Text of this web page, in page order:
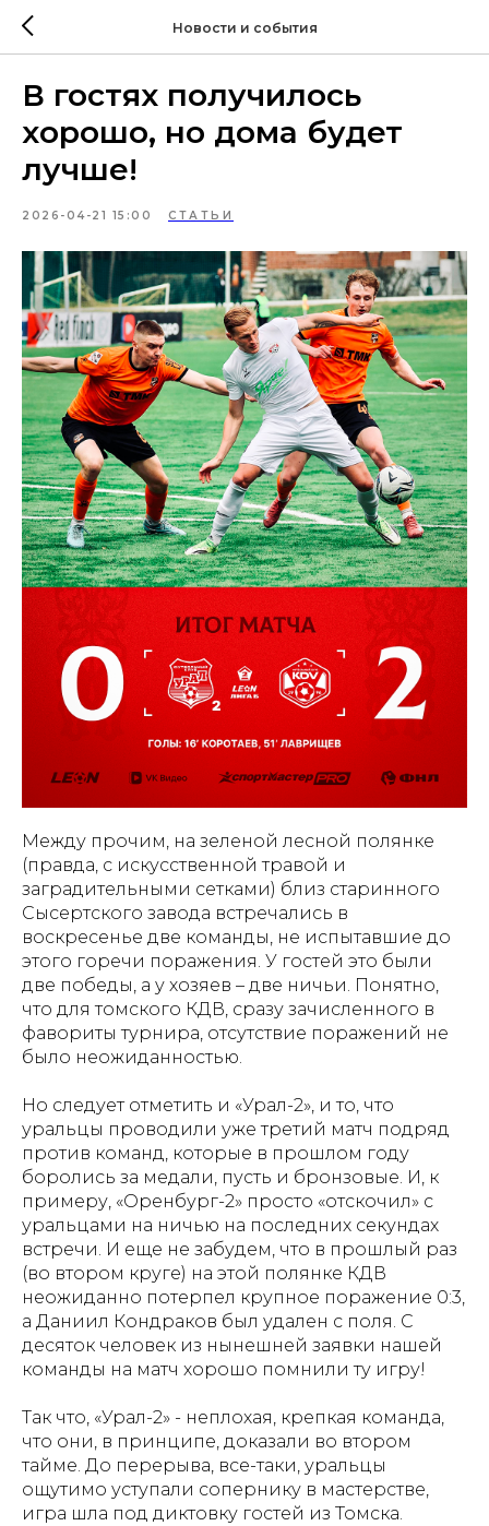
Новости и события
В гостях получилось
хорошо, но дома будет
лучше!
2026-04-21 15:00 СТАТЬИ
Между прочим, на зеленой лесной полянке
(правда, с искусственной травой и
заградительными сетками) близ старинного
Сысертского завода встречались в
воскресенье две команды, не испытавшие до
этого горечи поражения. У гостей это были
две победы, а у хозяев – две ничьи. Понятно,
что для томского КДВ, сразу зачисленного в
фавориты турнира, отсутствие поражений не
было неожиданностью.
Но следует отметить и «Урал-2», и то, что
уральцы проводили уже третий матч подряд
против команд, которые в прошлом году
боролись за медали, пусть и бронзовые. И, к
примеру, «Оренбург-2» просто «отскочил» с
уральцами на ничью на последних секундах
встречи. И еще не забудем, что в прошлый раз
(во втором круге) на этой полянке КДВ
неожиданно потерпел крупное поражение 0:3,
а Даниил Кондраков был удален с поля. С
десяток человек из нынешней заявки нашей
команды на матч хорошо помнили ту игру!
Так что, «Урал-2» - неплохая, крепкая команда,
что они, в принципе, доказали во втором
тайме. До перерыва, все-таки, уральцы
ощутимо уступали сопернику в мастерстве,
игра шла под диктовку гостей из Томска.